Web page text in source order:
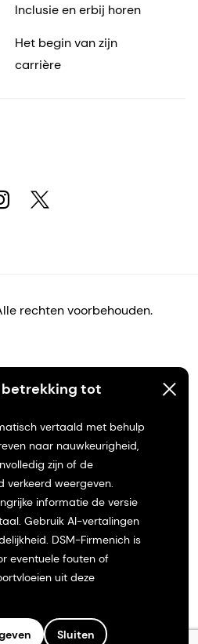
tot
vertaald met behulp
naar nauwkeurigheid,
zijn of de
verkeerd weergeven.
informatie de versie
Gebruik AI-vertalingen
DSM-Firmenich is
eventuele fouten of
uit deze
Sluiten
Inclusie en erbij horen
Het begin van zijn
carrière
rechten voorbehouden.